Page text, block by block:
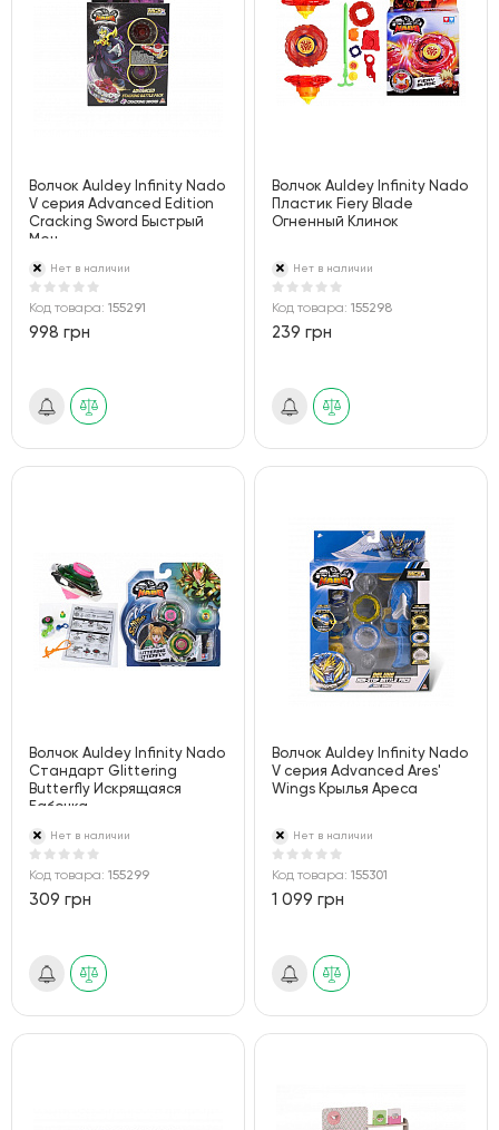
Волчок Auldey Infinity Nado
V серия Advanced Edition
Cracking Sword Быстрый
Меч
Нет в наличии
Код товара: 155291
998 грн
Волчок Auldey Infinity Nado
Пластик Fiery Blade
Огненный Клинок
Нет в наличии
Код товара:155298
239 грн
Волчок Auldey Infinity Nado
Стандарт Glittering
Butterfly Искрящаяся
Бабочка
Нет в наличии
Код товара: 155299
309 грн
Волчок Auldey Infinity Nado
V серия Advanced Ares'
Wings Крылья Ареса
Нет в наличии
Код товара:155301
1 099 грн